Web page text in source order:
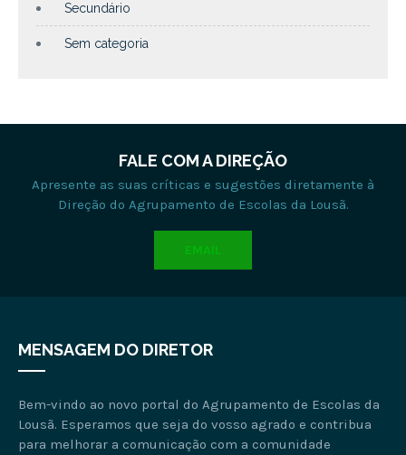
Secundário
Sem categoria
FALE COM A DIREÇÃO
Apresente as suas críticas e sugestões diretamente à
Direção do Agrupamento de Escolas da Lousã.
EMAIL
MENSAGEM DO DIRETOR
Bem-vindo ao novo portal do Agrupamento de Escolas da
Lousã. Esperamos que seja do vosso agrado e contribua
para melhorar a comunicação com a comunidade